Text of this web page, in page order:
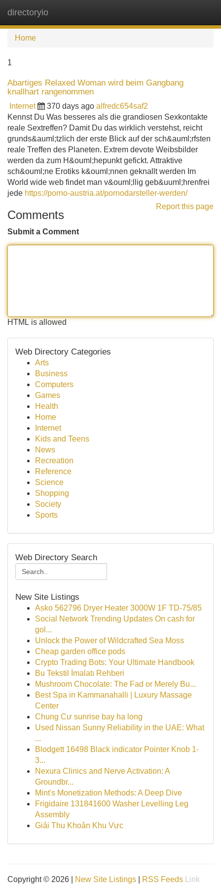
directoryio
Home
1
Abartiges Relaxed Woman wird beim Gangbang
knallhart rangenommen
Internet 370 days ago alfredc654saf2
Kennst Du Was besseres als die grandiosen Sexkontakte
reale Sextreffen? Damit Du das wirklich verstehst, reicht
grunds&auml;tzlich der erste Blick auf der sch&auml;rfsten
reale Treffen des Planeten. Extrem devote Weibsbilder
werden da zum H&ouml;hepunkt gefickt. Attraktive
sch&ouml;ne Erotiks k&ouml;nnen geknallt werden Im
World wide web findet man v&ouml;llig geb&uuml;hrenfrei
jede https://porno-austria.at/pornodarsteller-werden/
Report this page
Comments
Submit a Comment
HTML is allowed
Web Directory Categories
Arts
Business
Computers
Games
Health
Home
Internet
Kids and Teens
News
Recreation
Reference
Science
Shopping
Society
Sports
Web Directory Search
New Site Listings
Asko 562796 Dryer Heater 3000W 1F TD-75/85
Social Network Trending Updates On cash for
gol...
Unlock the Power of Wildcrafted Sea Moss
Cheap garden office pods
Crypto Trading Bots: Your Ultimate Handbook
Bu Tekstil İmalatı Rehberi
Mushroom Chocolate: The Fad or Merely Bu...
Best Spa in Kammanahalli | Luxury Massage
Center
Chung Cư sunrise bay hạ long
Used Nissan Sunny Reliability in the UAE: What
...
Blodgett 16498 Black indicator Pointer Knob 1-
3...
Nexura Clinics and Nerve Activation: A
Groundbr...
Mint's Monetization Methods: A Deep Dive
Frigidaire 131841600 Washer Levelling Leg
Assembly
Giải Thu Khoản Khu Vực
Copyright © 2026 | New Site Listings RSS Feeds Link